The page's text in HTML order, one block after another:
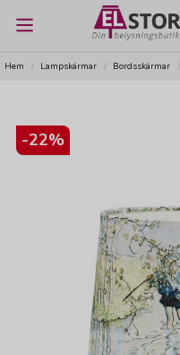
Hem Lampskärmar Bordsskärmar
-22%